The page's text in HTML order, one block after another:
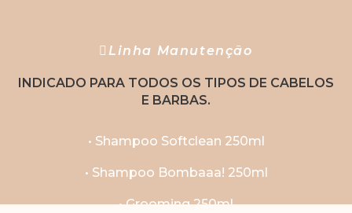
Linha Manutenção
INDICADO PARA TODOS OS TIPOS DE CABELOS
E BARBAS.
• Shampoo Softclean 250ml
• Shampoo Bombaaa! 250ml
• Grooming 250ml